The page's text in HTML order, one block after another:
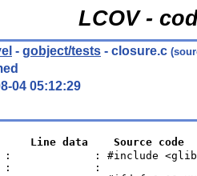
LCOV -
- gobject/tests - closure.c
04 05:12:29
Line data    Source code
:             : #include
:             :